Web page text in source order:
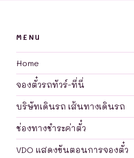
MENU
Home
จองตั๋วรถทัวร์-ที่นี่
บริษัทเดินรถ เส้นทางเดินรถ
ช่องทางชำระค่าตั๋ว
VDO แสดงขันตอนการจองตั๋ว